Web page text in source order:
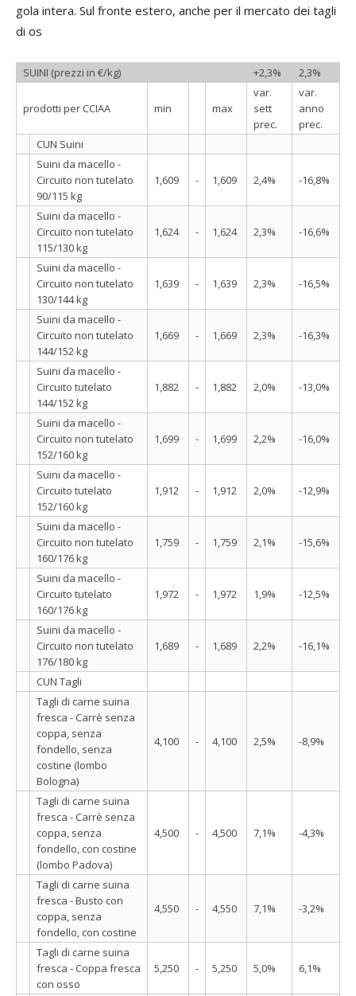
gola intera. Sul fronte estero, anche per il mercato dei tagli
di os
SUINI (prezzi in €/kg) +2,3% 2,3%
prodotti per CCIAA min max
var.
sett
prec.
var.
anno
prec.
CUN Suini
Suini da macello -
Circuito non tutelato
90/115 kg
1,609 - 1,609 2,4% -16,8%
Suini da macello -
Circuito non tutelato
115/130 kg
1,624 - 1,624 2,3% -16,6%
Suini da macello -
Circuito non tutelato
130/144 kg
1,639 - 1,639 2,3% -16,5%
Suini da macello -
Circuito non tutelato
144/152 kg
1,669 - 1,669 2,3% -16,3%
Suini da macello -
Circuito tutelato
144/152 kg
1,882 - 1,882 2,0% -13,0%
Suini da macello -
Circuito non tutelato
152/160 kg
1,699 - 1,699 2,2% -16,0%
Suini da macello -
Circuito tutelato
152/160 kg
1,912 - 1,912 2,0% -12,9%
Suini da macello -
Circuito non tutelato
160/176 kg
1,759 - 1,759 2,1% -15,6%
Suini da macello -
Circuito tutelato
160/176 kg
1,972 - 1,972 1,9% -12,5%
Suini da macello -
Circuito non tutelato
176/180 kg
1,689 - 1,689 2,2% -16,1%
CUN Tagli
Tagli di carne suina
fresca - Carrè senza
coppa, senza
fondello, senza
costine (lombo
Bologna)
4,100 - 4,100 2,5% -8,9%
Tagli di carne suina
fresca - Carrè senza
coppa, senza
fondello, con costine
(lombo Padova)
4,500 - 4,500 7,1% -4,3%
Tagli di carne suina
fresca - Busto con
coppa, senza
fondello, con costine
4,550 - 4,550 7,1% -3,2%
Tagli di carne suina
fresca - Coppa fresca
con osso
5,250 - 5,250 5,0% 6,1%